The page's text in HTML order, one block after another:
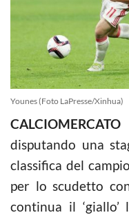
Younes (Foto LaPresse/Xinhua)
disputando una
classifica del
per lo scudetto
continua il ‘giallo’